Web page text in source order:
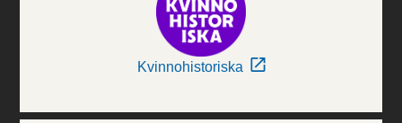
Kvinnohistoriska